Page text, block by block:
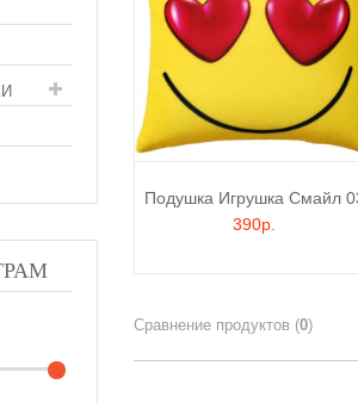
Подушка Игрушка Смайл
390р.
Сравнение продуктов (0)